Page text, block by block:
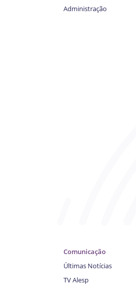
Administração
Comunicação
Últimas Notícias
TV Alesp